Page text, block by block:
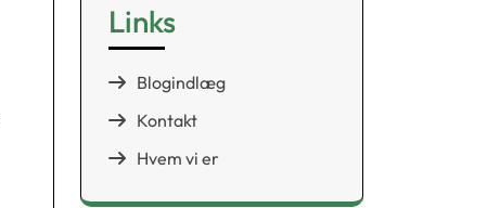
Links
Blogindlæg
Kontakt
Hvem vi er